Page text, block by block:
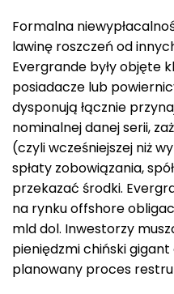
Formalna
lawinę roszczeń od
Evergrande były objęte
posiadacze lub
dysponują łącznie
nominalnej danej serii,
(czyli wcześniejszej niż
spłaty zobowiązania,
przekazać środki.
na rynku offshore
mld dol. Inwestorzy
pieniędzmi chiński
planowany proces